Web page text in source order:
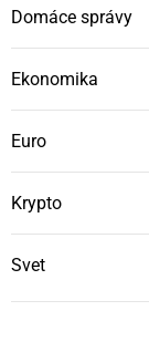
Domáce správy
Ekonomika
Euro
Krypto
Svet